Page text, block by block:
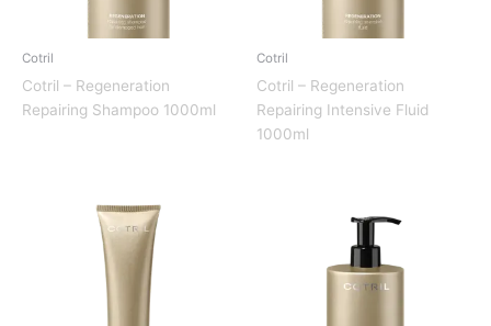
Cotril
Cotril – Regeneration
Repairing Shampoo 1000ml
Cotril
Cotril – Regeneration
Repairing Intensive Fluid
1000ml